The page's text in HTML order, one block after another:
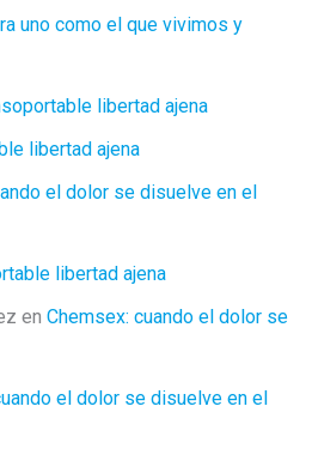
uno como el que vivimos y
libertad ajena
libertad ajena
el dolor se disuelve en el
libertad ajena
en Chemsex: cuando el dolor se
el dolor se disuelve en el